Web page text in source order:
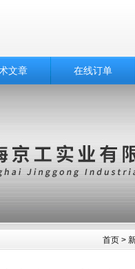
文章 在线订单
首页 >